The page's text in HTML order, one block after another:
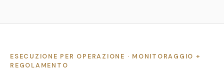
ESECUZIONE PER OPERAZIONE · MONITORAGGIO +
REGOLAMENTO